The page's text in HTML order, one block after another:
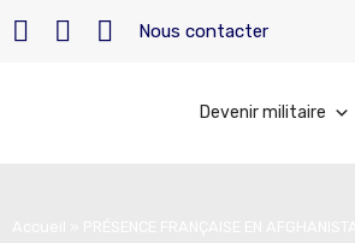
Nous contacter
Devenir militaire